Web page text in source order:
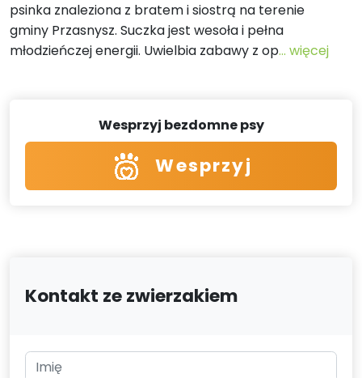
psinka znaleziona z bratem i siostrą na terenie
gminy Przasnysz. Suczka jest wesoła i pełna
młodzieńczej energii. Uwielbia zabawy z op... więcej
Wesprzyj bezdomne psy
Wesprzyj
Kontakt ze zwierzakiem